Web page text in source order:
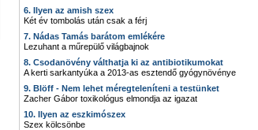
6. Ilyen az amish szex
Két év tombolás után csak a férj
7. Nádas Tamás barátom emlékére
Lezuhant a műrepülő világbajnok
8. Csodanövény válthatja ki az antibiotikumokat
A kerti sarkantyúka a 2013-as esztendő gyógynövénye
9. Blöff - Nem lehet méregteleníteni a testünket
Zacher Gábor toxikológus elmondja az igazat
10. Ilyen az eszkimószex
Szex kölcsönbe